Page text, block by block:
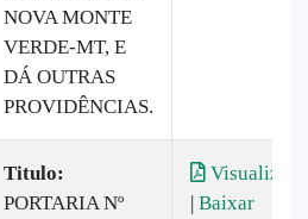
NOVA MONTE
VERDE-MT, E
DÁ OUTRAS
PROVIDÊNCIAS.
Titulo:
PORTARIA Nº
Visualizar
| Baixar